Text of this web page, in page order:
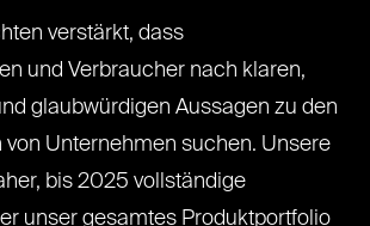
verstärkt, dass
und Verbraucher nach klaren,
glaubwürdigen Aussagen zu den
von Unternehmen suchen. Unsere
bis 2025 vollständige
unser gesamtes Produktportfolio